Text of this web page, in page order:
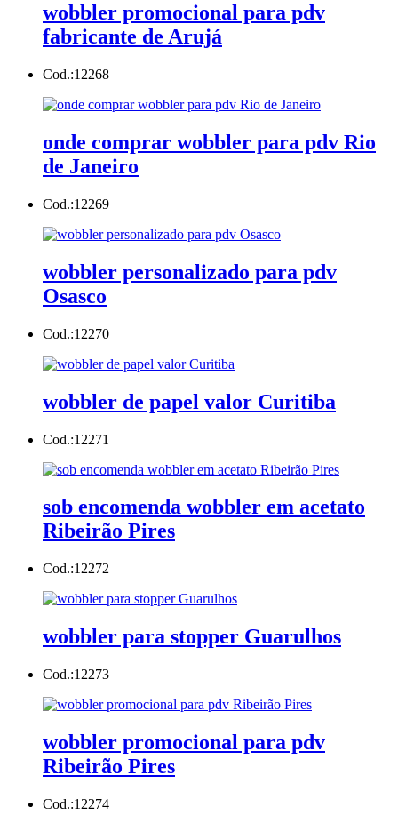
wobbler promocional para pdv
fabricante de Arujá
Cod.:12268
onde comprar wobbler para pdv Rio
de Janeiro
Cod.:12269
wobbler personalizado para pdv
Osasco
Cod.:12270
wobbler de papel valor Curitiba
Cod.:12271
sob encomenda wobbler em acetato
Ribeirão Pires
Cod.:12272
wobbler para stopper Guarulhos
Cod.:12273
wobbler promocional para pdv
Ribeirão Pires
Cod.:12274